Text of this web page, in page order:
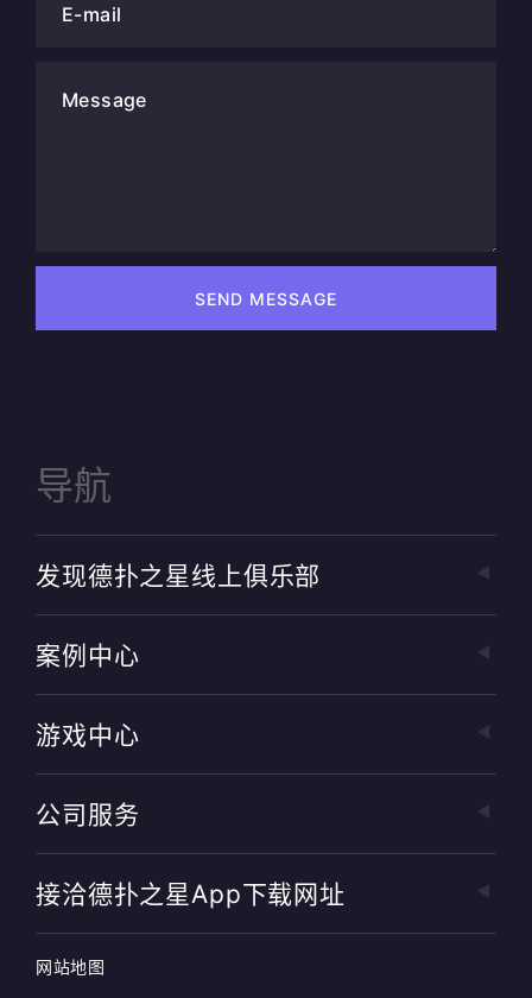
E-mail
Message
SEND MESSAGE
导航
发现德扑之星线上俱乐部
案例中心
游戏中心
公司服务
接洽德扑之星app下载网址
网站地图